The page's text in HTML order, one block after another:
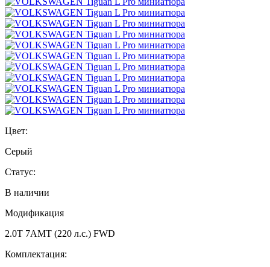
Цвет:
Серый
Статус:
В наличии
Модификация
2.0T 7AMT (220 л.с.) FWD
Комплектация: